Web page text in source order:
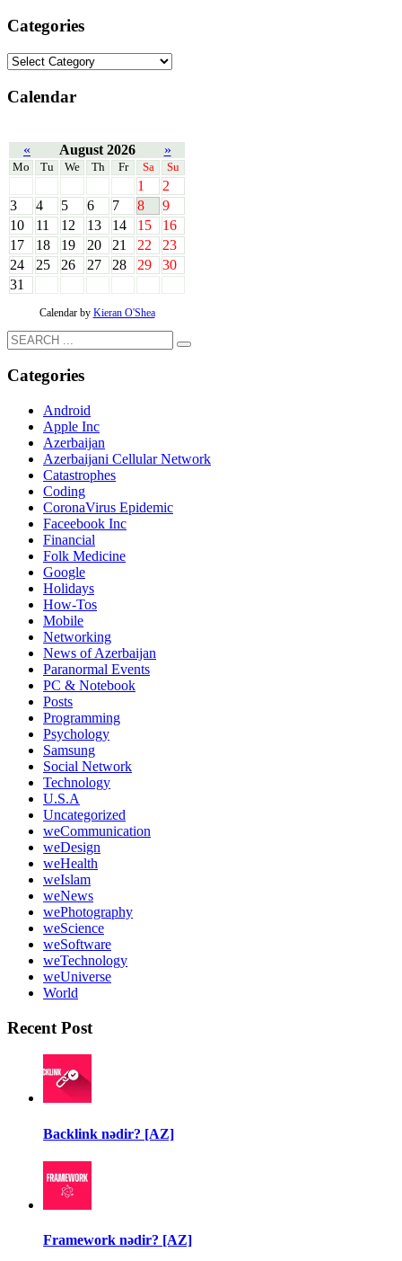
Categories
Calendar
« August 2026 »
Mo Tu We Th Fr Sa Su
1
2
3
4 5 6 7 8
9
10
11 12 13 14 15
16
17
18 19 20 21 22
23
24
25 26 27 28 29
30
31
Calendar by Kieran O'Shea
Categories
Android
Apple Inc
Azerbaijan
Azerbaijani Cellular Network
Catastrophes
Coding
CoronaVirus Epidemic
Faceebook Inc
Financial
Folk Medicine
Google
Holidays
How-Tos
Mobile
Networking
News of Azerbaijan
Paranormal Events
PC & Notebook
Posts
Programming
Psychology
Samsung
Social Network
Technology
U.S.A
Uncategorized
weCommunication
weDesign
weHealth
weIslam
weNews
wePhotography
weScience
weSoftware
weTechnology
weUniverse
World
Recent Post
Backlink nədir? [AZ]
Framework nədir? [AZ]